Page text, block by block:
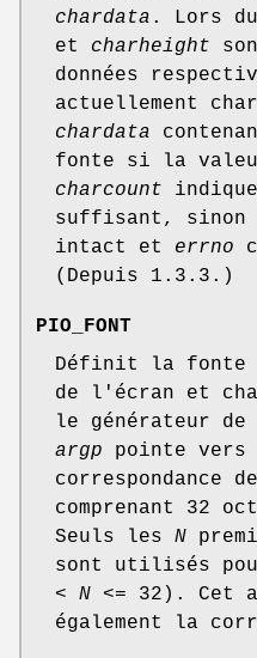
chardata . Lors
et charheight
données
actuellement
chardata
fonte si la
charcount
suffisant, sinon
intact et errno
(Depuis 1.3.3.)
PIO_FONT
Définit la fonte
de l'écran et
le générateur de
argp pointe vers
correspondance
comprenant 32
Seuls les N
sont utilisés
< N <= 32). Cet
également la